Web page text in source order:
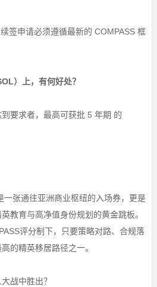
签申请必须遵循最新的 COMPASS 框
）上，有何好处？
要求者，最高可获批 5 年期 的
一张通往亚洲商业枢纽的入场券，更是
教育与高净值身份规划的黄金跳板。
评分制下，只要策略对路、合规落
的精英移居路径之一。
战中胜出？